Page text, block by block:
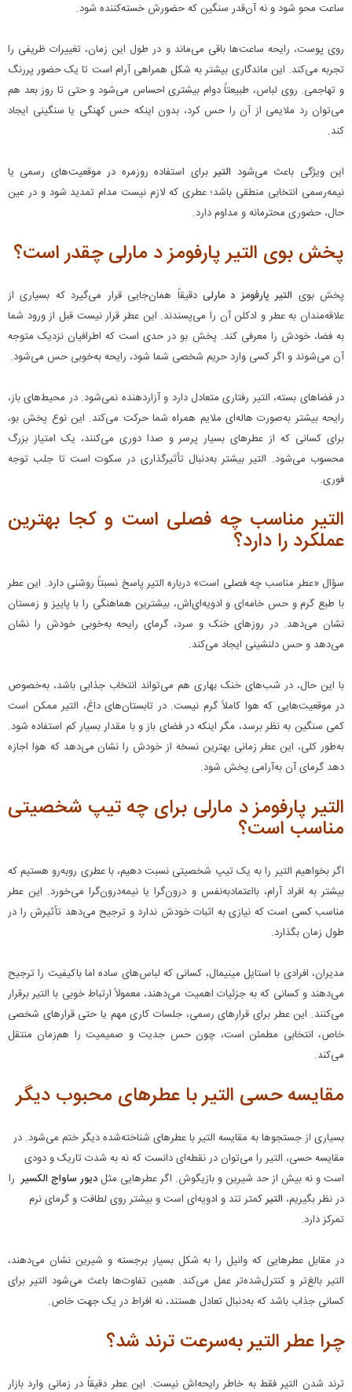
ساعت محو شود و نه آن‌قدر سنگین که حضورش خسته‌کننده شود.
روی پوست، رایحه ساعت‌ها باقی می‌ماند و در طول این زمان، تغییرات ظریفی را
تجربه می‌کند. این ماندگاری بیشتر به شکل همراهی آرام است تا یک حضور پررنگ
و تهاجمی. روی لباس، طبیعتاً دوام بیشتری احساس می‌شود و حتی تا روز بعد هم
می‌توان رد ملایمی از آن را حس کرد، بدون اینکه حس کهنگی یا سنگینی ایجاد
کند.
این ویژگی باعث می‌شود التیربرای استفاده روزمره در موقعیت‌های رسمی یا
نیمه‌رسمی انتخابی منطقی باشد؛ عطری که لازم نیست مدام تمدید شود و در عین
حال، حضوری محترمانه و مداوم دارد.
پخش بوی التیر پارفومز د مارلی چقدر است؟
پخش بوی التیر پارفومز د مارلی دقیقاً همان‌جایی قرار می‌گیرد که بسیاری از
علاقه‌مندان به عطر و ادکلن آن را می‌پسندند. این عطر قرار نیست قبل از ورود شما
به فضا، خودش را معرفی کند. پخش بو در حدی است که اطرافیان نزدیک متوجه
آن می‌شوند و اگر کسی وارد حریم شخصی شما شود، رایحه به‌خوبی حس می‌شود.
در فضاهای بسته، التیر رفتاری متعادل دارد و آزاردهنده نمی‌شود. در محیط‌های باز،
رایحه بیشتر به‌صورت هاله‌ای ملایم همراه شما حرکت می‌کند. این نوع پخش بو،
برای کسانی که از عطرهای بسیار پرسر و صدا دوری می‌کنند، یک امتیاز بزرگ
محسوب می‌شود. التیر بیشتر به‌دنبال تأثیرگذاری در سکوت است تا جلب توجه
فوری.
التیر مناسب چه فصلی است و کجا بهترین
عملکرد را دارد؟
سؤال «عطر مناسب چه فصلی است» درباره التیر پاسخ نسبتاً روشنی دارد. این عطر
با طبع گرم و حس خامه‌ای و ادویه‌ای‌اش، بیشترین هماهنگی را با پاییز و زمستان
نشان می‌دهد. در روزهای خنک و سرد، گرمای رایحه به‌خوبی خودش را نشان
می‌دهد و حس دلنشینی ایجاد می‌کند.
با این حال، در شب‌های خنک بهاری هم می‌تواند انتخاب جذابی باشد، به‌خصوص
در موقعیت‌هایی که هوا کاملاً گرم نیست. در تابستان‌های داغ، التیر ممکن است
کمی سنگین به نظر برسد، مگر اینکه در فضای باز و با مقدار بسیار کم استفاده شود.
به‌طور کلی، این عطر زمانی بهترین نسخه از خودش را نشان می‌دهد که هوا اجازه
دهد گرمای آن به‌آرامی پخش شود.
التیر پارفومز د مارلی برای چه تیپ شخصیتی
مناسب است؟
اگر بخواهیم التیر را به یک تیپ شخصیتی نسبت دهیم، با عطری روبه‌رو هستیم که
بیشتر به افراد آرام، بااعتمادبه‌نفس و درون‌گرا یا نیمه‌درون‌گرا می‌خورد. این عطر
مناسب کسی است که نیازی به اثبات خودش ندارد و ترجیح می‌دهد تأثیرش را در
طول زمان بگذارد.
مدیران، افرادی با استایل مینیمال، کسانی که لباس‌های ساده اما باکیفیت را ترجیح
می‌دهند و کسانی که به جزئیات اهمیت می‌دهند، معمولاً ارتباط خوبی با التیر برقرار
می‌کنند. این عطر برای قرارهای رسمی، جلسات کاری مهم یا حتی قرارهای شخصی
خاص، انتخابی مطمئن است، چون حس جدیت و صمیمیت را هم‌زمان منتقل
می‌کند.
مقایسه حسی التیر با عطرهای محبوب دیگر
بسیاری از جستجوها به مقایسه التیر با عطرهای شناخته‌شده دیگر ختم می‌شود. در
مقایسه حسی، التیر را می‌توان در نقطه‌ای دانست که نه به شدت تاریک و دودی
است و نه بیش از حد شیرین و بازیگوش. اگر عطرهایی مثلدیور ساواج الکسیررا
در نظر بگیریم، التیرکمتر تند و ادویه‌ای است و بیشتر روی لطافت و گرمای نرم
تمرکز دارد.
در مقابل عطرهایی که وانیل را به شکل بسیار برجسته و شیرین نشان می‌دهند،
التیر بالغ‌تر و کنترل‌شده‌تر عمل می‌کند. همین تفاوت‌ها باعث می‌شود التیر برای
کسانی جذاب باشد که به‌دنبال تعادل هستند، نه افراط در یک جهت خاص.
چرا عطر التیر به‌سرعت ترند شد؟
ترند شدن التیر فقط به خاطر رایحه‌اش نیست. این عطر دقیقاً در زمانی وارد بازار